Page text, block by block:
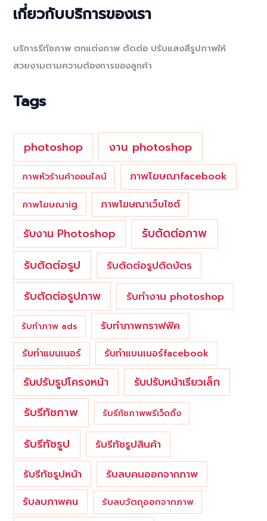
r
เกี่ยวกับบริการของเรา
บริการรีทัชภาพ ตกแต่งภาพ ตัดต่อ ปรับแสงสีรูปภาพให้
สวยงามตามความต้องการของลูกค้า
Tags
photoshop งาน photoshop
ภาพหัวร้านค้าออนไลน์ ภาพโฆษณาfacebook
ภาพโฆษณาig ภาพโฆษณาเว็บไซต์
รับงาน Photoshop
รับตัดต่อภาพ
รับตัดต่อรูป
รับตัดต่อรูปติดบัตร
รับตัดต่อรูปภาพ รับทำงาน photoshop
รับทำภาพ ads รับทำภาพกราฟฟิค
รับทำแบนเนอร์ รับทำแบนเนอร์facebook
รับปรับรูปโครงหน้า รับปรับหน้าเรียวเล็ก
รับรีทัชภาพ รับรีทัชภาพพรีเว็ดดิ้ง
รับรีทัชรูป
รับรีทัชรูปสินค้า
รับรีทัชรูปหน้า
รับลบคนออกจากภาพ
รับลบภาพคน
รับลบวัตถุออกจากภาพ